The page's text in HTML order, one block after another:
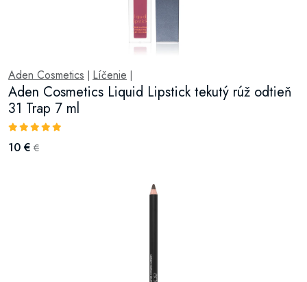
Aden Cosmetics Líčenie
Aden Cosmetics Liquid Lipstick tekutý rúž odtieň
31 Trap 7 ml
10 € €